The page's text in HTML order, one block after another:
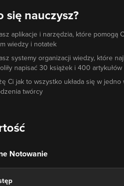
się nauczysz?
aplikacje i narzędzia, które pomogą
wiedzy i notatek
systemy organizacji wiedzy, które
napisać 30 książek i 400
Ci jak to wszystko układa się w
twórcy
Notowanie